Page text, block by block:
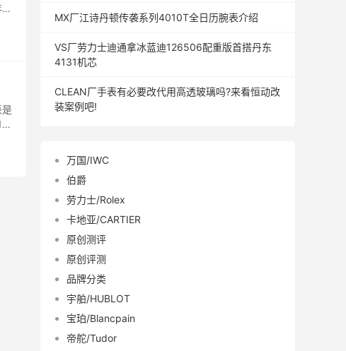
是
MX厂江诗丹顿传袭系列4010T全日历腕表介绍
VS厂劳力士迪通拿冰蓝迪126506配重版首搭丹东
4131机芯
CLEAN厂手表有必要改代用高透玻璃吗?来看恒动改
装案例吧!
万国/IWC
伯爵
劳力士/Rolex
卡地亚/CARTIER
原创测评
原创评测
品牌分类
宇舶/HUBLOT
宝珀/Blancpain
帝舵/Tudor